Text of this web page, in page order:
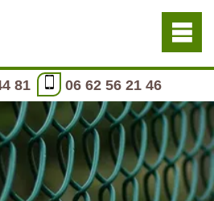
81 06 62 56 21 46